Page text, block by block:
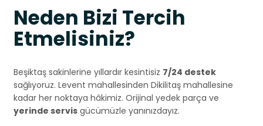
Neden Bizi Tercih
Etmelisiniz?
Beşiktaş sakinlerine yıllardır kesintisiz 7/24 destek
sağlıyoruz. Levent mahallesinden Dikilitaş mahallesine
kadar her noktaya hâkimiz. Orijinal yedek parça ve
yerinde servis gücümüzle yanınızdayız.